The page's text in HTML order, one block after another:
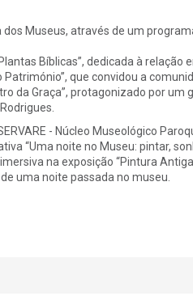
Museus, através de um
Bíblicas”, dedicada à relação
que convidou a
da Graça”, protagonizado por um
- Núcleo Museológico
“Uma noite no Museu: pintar,
na exposição “Pintura
uma noite passada no museu.